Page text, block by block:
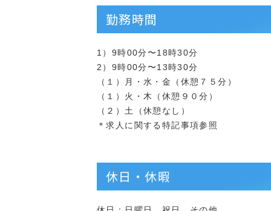
勤務時間
1）9時00分〜18時30分
2）9時00分〜13時30分
（１）月・水・金（休憩７５分）
（１）火・木（休憩９０分）
（２）土（休憩なし）
＊求人に関する特記事項参照
休日・休暇